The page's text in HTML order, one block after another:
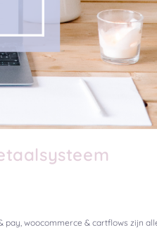
pay, woocommerce & cartflows zijn